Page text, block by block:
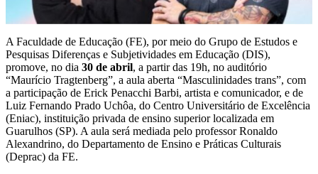
A Faculdade de Educação (FE), por meio do Grupo de Estudos e
Pesquisas Diferenças e Subjetividades em Educação (DIS),
promove, no dia 30 de abril, a partir das 19h, no auditório
“Maurício Tragtenberg”, a aula aberta “Masculinidades trans”, com
a participação de Erick Penacchi Barbi, artista e comunicador, e de
Luiz Fernando Prado Uchôa, do Centro Universitário de Excelência
(Eniac), instituição privada de ensino superior localizada em
Guarulhos (SP). A aula será mediada pelo professor Ronaldo
Alexandrino, do Departamento de Ensino e Práticas Culturais
(Deprac) da FE.